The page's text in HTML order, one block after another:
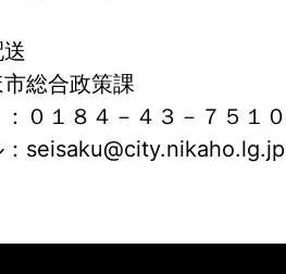
総合政策課
：０１８４－４３－７５１０
：seisaku@city.nikaho.lg.jp